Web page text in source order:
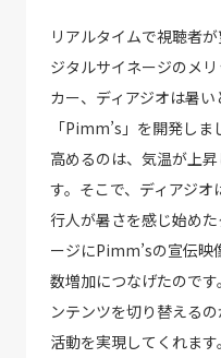
リアルタイムで視聴者
ジタルサイネージのメ
カー、ディアジオは暑
「Pimm’s」を開発し
高めるのは、気温が上
す。そこで、ディアジ
行人が暑さを感じ始め
ージにPimm’sの宣伝映
数増加につなげたので
ンテンツを切り替える
活動を実現してくれます。